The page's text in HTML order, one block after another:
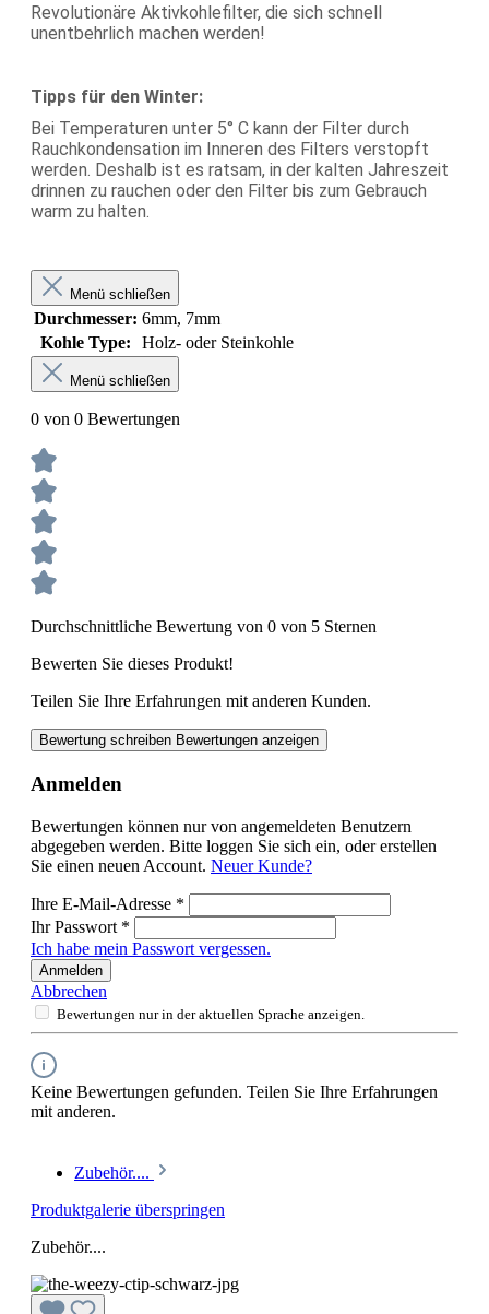
Revolutionäre Aktivkohlefilter, die sich schnell
unentbehrlich machen werden!
Tipps für den Winter:
Bei Temperaturen unter 5° C kann der Filter durch
Rauchkondensation im Inneren des Filters verstopft
werden. Deshalb ist es ratsam, in der kalten Jahreszeit
drinnen zu rauchen oder den Filter bis zum Gebrauch
warm zu halten.
Menü schließen
Durchmesser: 6mm, 7mm
Kohle Type:
Holz- oder Steinkohle
Menü schließen
0 von 0 Bewertungen
Durchschnittliche Bewertung von 0 von 5 Sternen
Bewerten Sie dieses Produkt!
Teilen Sie Ihre Erfahrungen mit anderen Kunden.
Bewertung schreiben Bewertungen anzeigen
Anmelden
Bewertungen können nur von angemeldeten Benutzern
abgegeben werden. Bitte loggen Sie sich ein, oder erstellen
Sie einen neuen Account. Neuer Kunde?
Ihre E-Mail-Adresse *
Ihr Passwort *
Ich habe mein Passwort vergessen.
Anmelden
Abbrechen
Bewertungen nur in der aktuellen Sprache anzeigen.
Keine Bewertungen gefunden. Teilen Sie Ihre Erfahrungen
mit anderen.
Zubehör....
Produktgalerie überspringen
Zubehör....